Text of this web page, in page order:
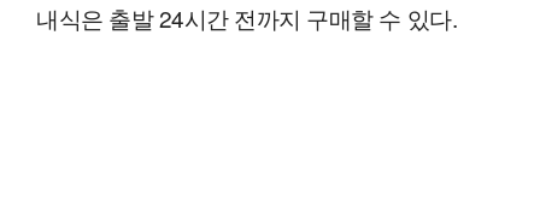
내식은 출발 24시간 전까지 구매할 수 있다.